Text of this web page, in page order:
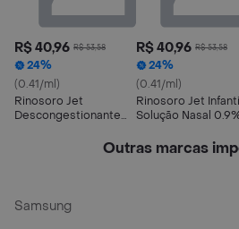
R$ 40,96 R$ 53,58
24%
(0.41/ml)
Rinosoro Jet
Descongestionante
R$ 40,96 R$ 53,58
24%
(0.41/ml)
Rinosoro Jet Infantil
Solução Nasal
Outras marcas
Samsung